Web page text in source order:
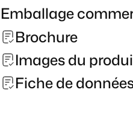
Emballage
Brochure
Images du
Fiche de